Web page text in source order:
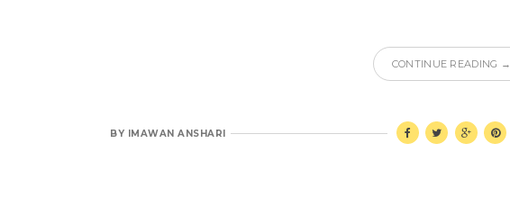
CONTINUE READING →
BY IMAWAN ANSHARI